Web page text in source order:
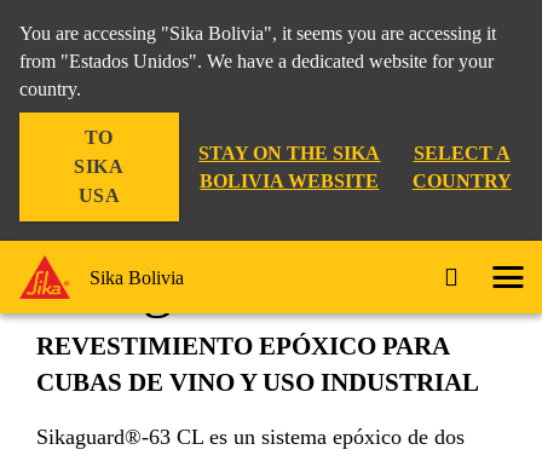
You are accessing "Sika Bolivia", it seems you are accessing it
from "Estados Unidos". We have a dedicated website for your
country.
TO
SIKA
USA
STAY ON THE SIKA
BOLIVIA WEBSITE
SELECT A
COUNTRY
Sika Bolivia
Sikaguard®-63 CL
REVESTIMIENTO EPÓXICO PARA
CUBAS DE VINO Y USO INDUSTRIAL
Sikaguard®-63 CL es un sistema epóxico de dos